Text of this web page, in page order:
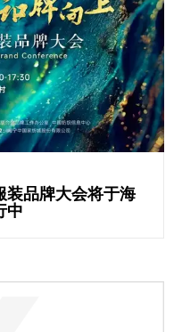
装品牌大会将于海
中